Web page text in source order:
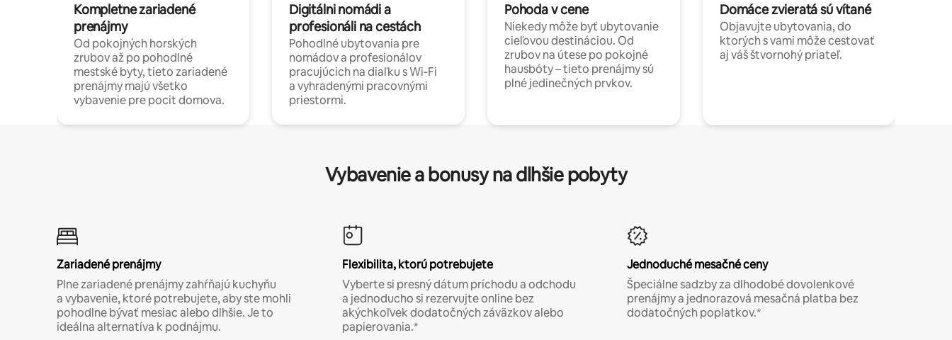
Kompletne zariadené
prenájmy
Od pokojných horských
zrubov až po pohodlné
mestské byty, tieto zariadené
prenájmy majú všetko
vybavenie pre pocit domova.
Digitálni nomádi a
profesionáli na cestách
Pohodlné ubytovania pre
nomádov a profesionálov
pracujúcich na diaľku s Wi-Fi
a vyhradenými pracovnými
priestormi.
Pohoda v cene
Niekedy môže byť ubytovanie
cieľovou destináciou. Od
zrubov na útese po pokojné
hausbóty – tieto prenájmy sú
plné jedinečných prvkov.
Domáce zvieratá sú vítané
Objavujte ubytovania, do
ktorých s vami môže cestovať
aj váš štvornohý priateľ.
Vybavenie a bonusy na dlhšie pobyty
Zariadené prenájmy
Plne zariadené prenájmy zahŕňajú kuchyňu
a vybavenie, ktoré potrebujete, aby ste mohli
pohodlne bývať mesiac alebo dlhšie. Je to
ideálna alternatíva k podnájmu.
Flexibilita, ktorú potrebujete
Vyberte si presný dátum príchodu a odchodu
a jednoducho si rezervujte online bez
akýchkoľvek dodatočných záväzkov alebo
papierovania.*
Jednoduché mesačné ceny
Špeciálne sadzby za dlhodobé dovolenkové
prenájmy a jednorazová mesačná platba bez
dodatočných poplatkov.*